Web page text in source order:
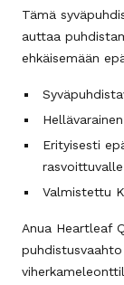
Tämä
auttaa
ehkäisemään
Erityisesti
Valmistettu
Anua Heartleaf